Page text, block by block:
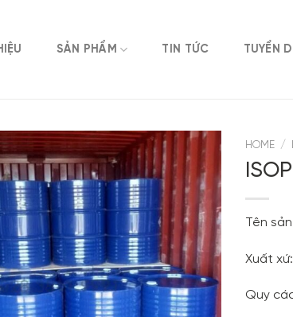
SẢN PHẨM TIN TỨC TUYỂN
HOME /
Tên
Xuất
Quy